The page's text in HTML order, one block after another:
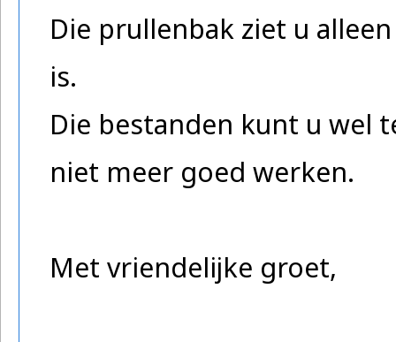
Die prullenbak ziet u
is.
Die bestanden kunt u wel
niet meer goed werken.
Met vriendelijke groet,